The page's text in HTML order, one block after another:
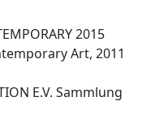
2015
Art, 2011
E.V. Sammlung